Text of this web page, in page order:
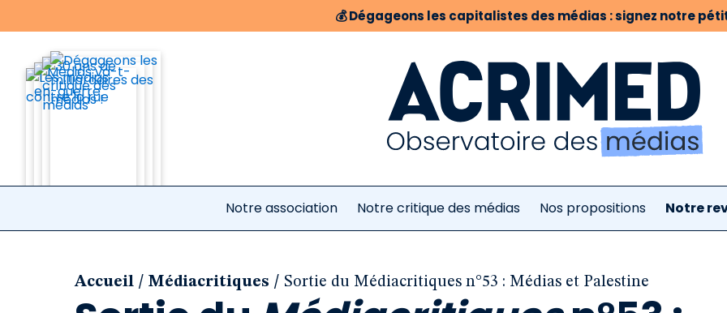
💰Dégageons les capitalistes des médias : signez notre
Notre association Notre critique des médias Nos propositions Notre
Accueil / Médiacritiques / Sortie du Médiacritiques n°53 : Médias et Palestine